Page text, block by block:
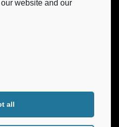
website and our
all